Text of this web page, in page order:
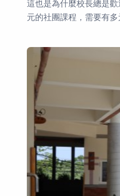
這也是為什麼校長總是
元的社團課程，需要有